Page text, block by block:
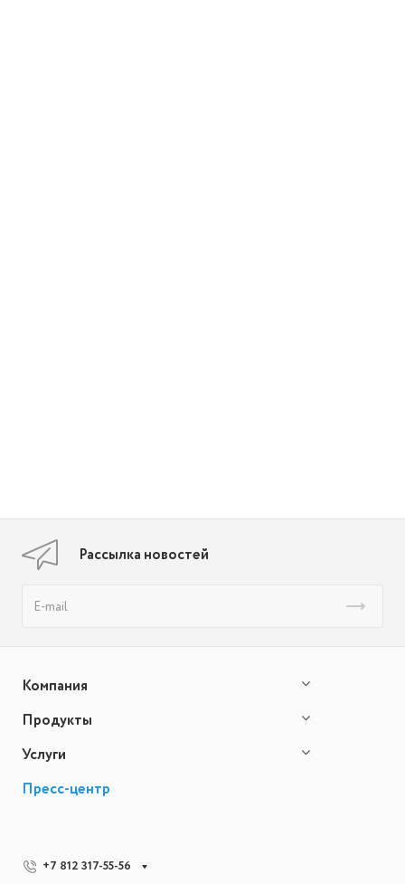
Рассылка новостей
Компания
Продукты
Услуги
Пресс-центр
+7 812 317-55-56